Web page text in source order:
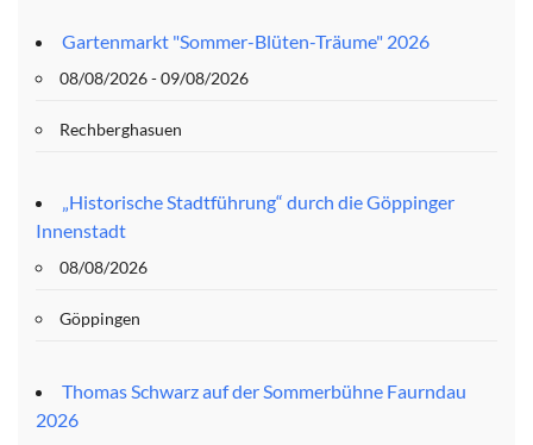
Gartenmarkt "Sommer-Blüten-Träume" 2026
08/08/2026 - 09/08/2026
Rechberghasuen
„Historische Stadtführung“ durch die Göppinger
Innenstadt
08/08/2026
Göppingen
Thomas Schwarz auf der Sommerbühne Faurndau
2026